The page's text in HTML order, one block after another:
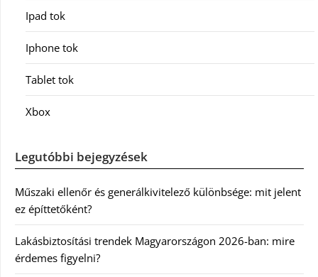
Ipad tok
Iphone tok
Tablet tok
Xbox
Legutóbbi bejegyzések
Műszaki ellenőr és generálkivitelező különbsége: mit jelent
ez építtetőként?
Lakásbiztosítási trendek Magyarországon 2026-ban: mire
érdemes figyelni?